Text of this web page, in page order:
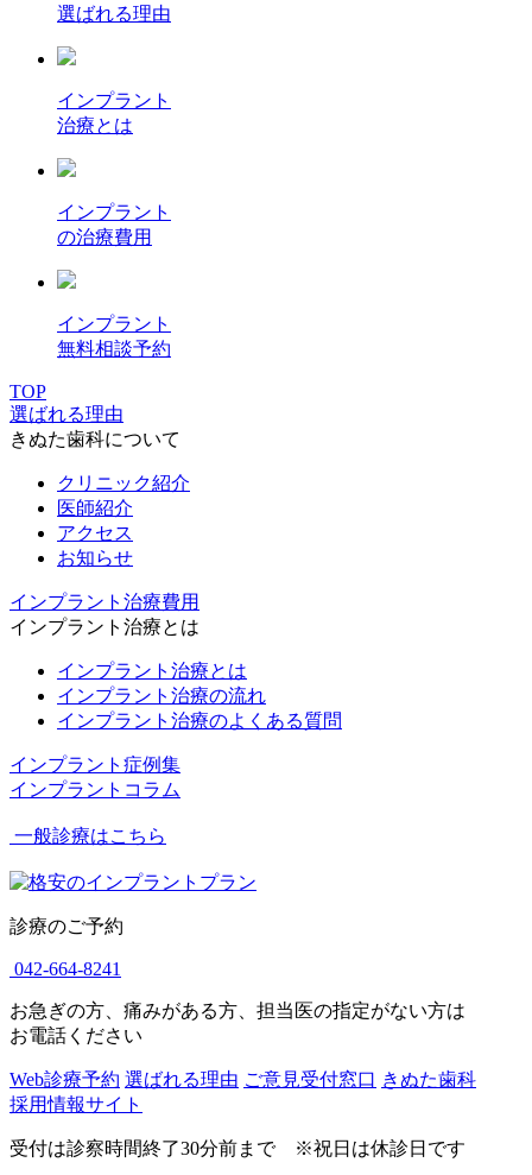
選ばれる理由
インプラント
治療とは
インプラント
の治療費用
インプラント
無料相談予約
TOP
選ばれる理由
きぬた歯科について
クリニック紹介
医師紹介
アクセス
お知らせ
インプラント治療費用
インプラント治療とは
インプラント治療とは
インプラント治療の流れ
インプラント治療のよくある質問
インプラント症例集
インプラントコラム
一般診療はこちら
診療のご予約
042-664-8241
お急ぎの方、痛みがある方、担当医の指定がない方は
お電話ください
Web診療予約 選ばれる理由 ご意見受付窓口 きぬた歯科
採用情報サイト
受付は診察時間終了30分前まで ※祝日は休診日です